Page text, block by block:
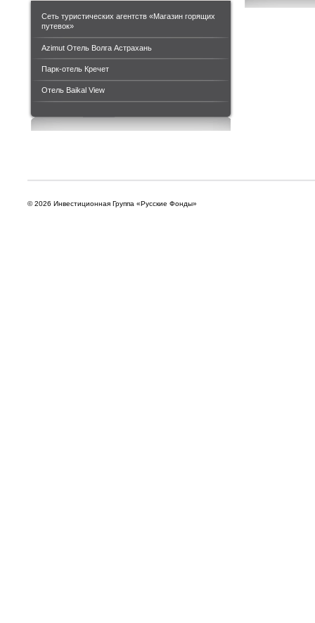
Сеть туристических агентств «Магазин горящих
путевок»
Azimut Отель Волга Астрахань
Парк-отель Кречет
Отель Baikal View
© 2026 Инвестиционная Группа «Русские Фонды»